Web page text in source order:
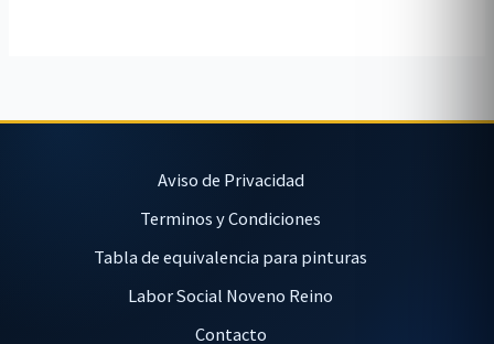
Aviso de Privacidad
Terminos y Condiciones
Tabla de equivalencia para pinturas
Labor Social Noveno Reino
Contacto